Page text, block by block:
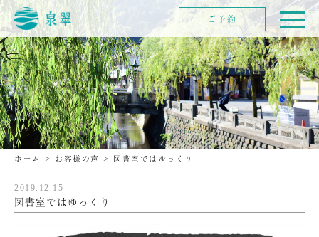
ホーム > お客様の声 > 図書室ではゆっくり
2019.12.15
図書室ではゆっくり
ご予約